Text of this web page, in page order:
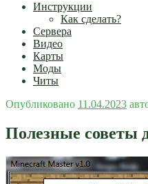
Инструкции
Как сделать?
Сервера
Видео
Карты
Моды
Читы
Опубликовано 11.04.2023
Полезные советы